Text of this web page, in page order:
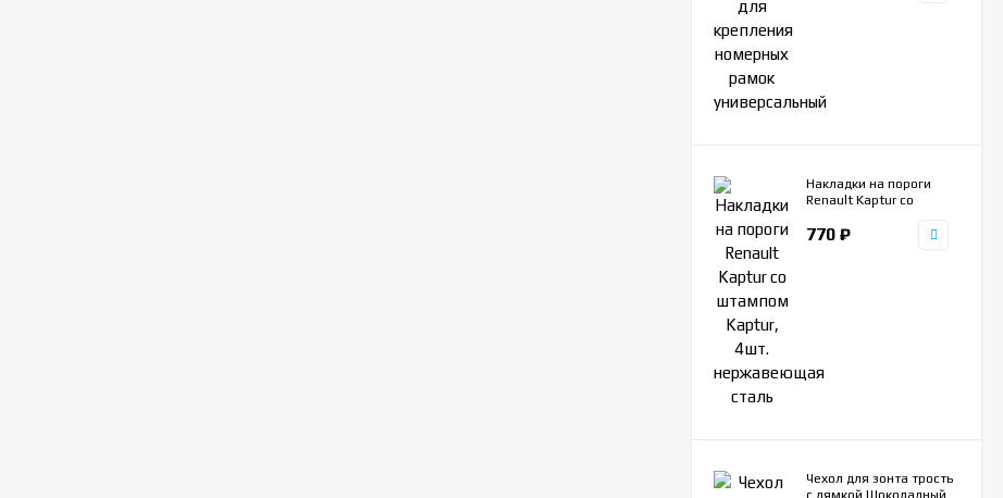
Накладки на пороги
Renault Kaptur со
нержавеющая сталь
770 ₽
Чехол для зонта трость
с лямкой Шоколадный